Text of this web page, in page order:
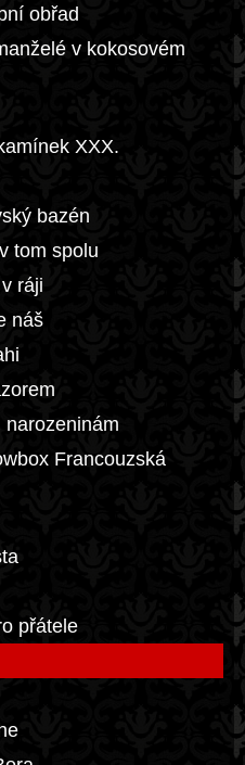
obřad
v kokosovém
XXX.
bazén
tom spolu
ráji
náš
Francouzská
přátele